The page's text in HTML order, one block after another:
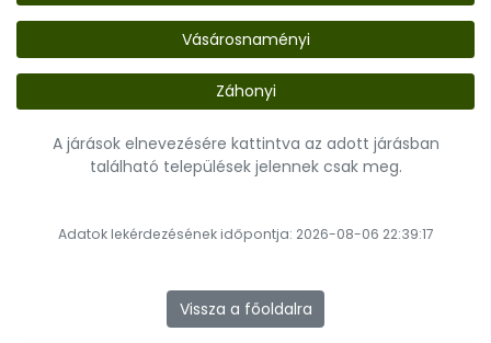
Vásárosnaményi
Záhonyi
A járások elnevezésére kattintva az adott járásban
található települések jelennek csak meg.
Adatok lekérdezésének időpontja: 2026-08-06 22:39:17
Vissza a főoldalra